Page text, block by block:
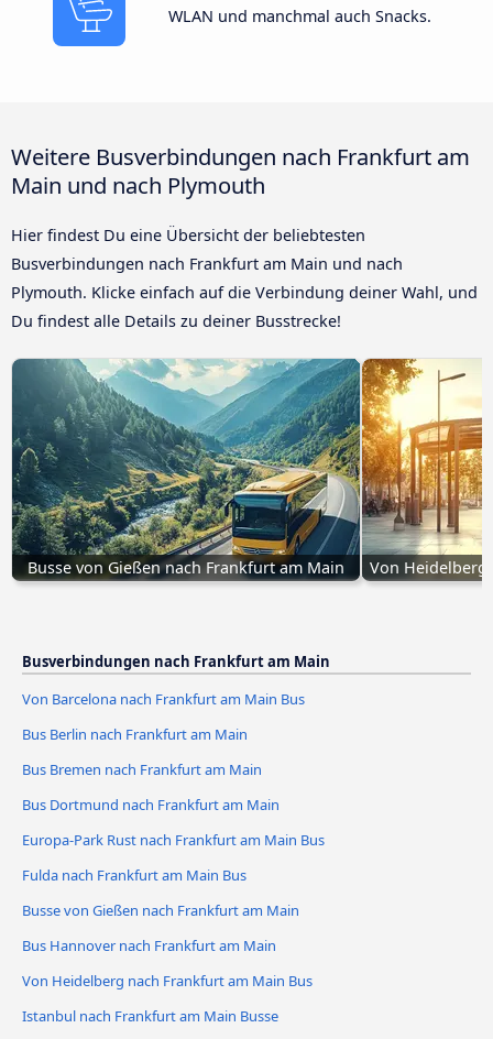
WLAN und manchmal auch Snacks.
Weitere Busverbindungen nach Frankfurt am
Main und nach Plymouth
Hier findest Du eine Übersicht der beliebtesten
Busverbindungen nach Frankfurt am Main und nach
Plymouth. Klicke einfach auf die Verbindung deiner Wahl, und
Du findest alle Details zu deiner Busstrecke!
Busse von Gießen nach Frankfurt am Main Von Heidelberg
Busverbindungen nach Frankfurt am Main
Von Barcelona nach Frankfurt am Main Bus
Bus Berlin nach Frankfurt am Main
Bus Bremen nach Frankfurt am Main
Bus Dortmund nach Frankfurt am Main
Europa-Park Rust nach Frankfurt am Main Bus
Fulda nach Frankfurt am Main Bus
Busse von Gießen nach Frankfurt am Main
Bus Hannover nach Frankfurt am Main
Von Heidelberg nach Frankfurt am Main Bus
Istanbul nach Frankfurt am Main Busse